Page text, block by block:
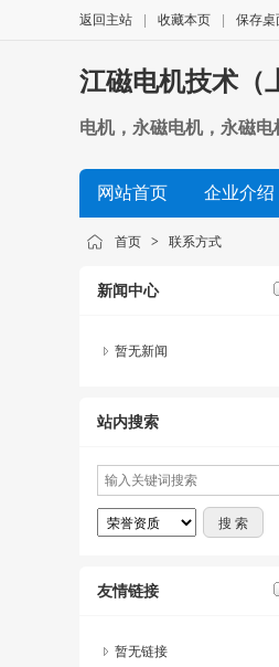
返回主站 收藏本页 保存桌
江磁电机技术（
电机，永磁电机，永磁电
网站首页 企业介绍
首页 > 联系方式
新闻中心
暂无新闻
站内搜索
友情链接
暂无链接